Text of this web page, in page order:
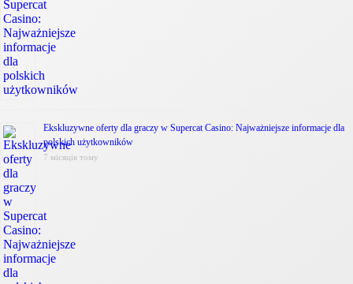
Ekskluzywne oferty dla graczy w Supercat Casino: Najważniejsze informacje dla
polskich użytkowników
7 місяців тому